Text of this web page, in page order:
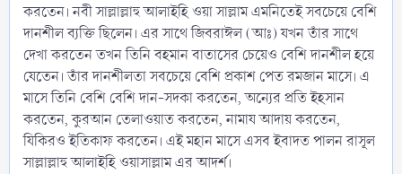
করতেন। নবী সাল্লাল্লাহু আলাইহি ওয়া সাল্লাম এমনিতেই সবচেয়ে বেশি
দানশীল ব্যক্তি ছিলেন। এর সাথে জিবরাঈল (আঃ) যখন তাঁর সাথে
দেখা করতেন তখন তিনি বহমান বাতাসের চেয়েও বেশি দানশীল হয়ে
যেতেন। তাঁর দানশীলতা সবচেয়ে বেশি প্রকাশ পেত রমজান মাসে। এ
মাসে তিনি বেশি বেশি দান-সদকা করতেন, অন্যের প্রতি ইহসান
করতেন, কুরআন তেলাওয়াত করতেন, নামায আদায় করতেন,
যিকিরও ইতিকাফ করতেন। এই মহান মাসে এসব ইবাদত পালন রাসূল
সাল্লাল্লাহু আলাইহি ওয়াসাল্লাম এর আদর্শ।